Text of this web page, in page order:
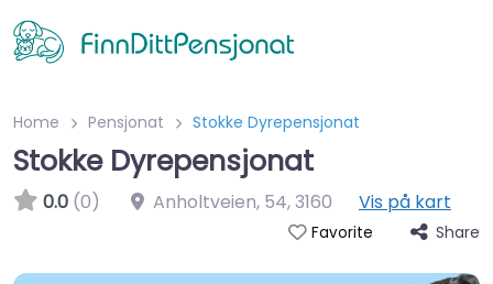
Home Pensjonat Stokke Dyrepensjonat
Stokke Dyrepensjonat
0.0 (0) Anholtveien, 54,3160 Vis på kart
Favorite Share